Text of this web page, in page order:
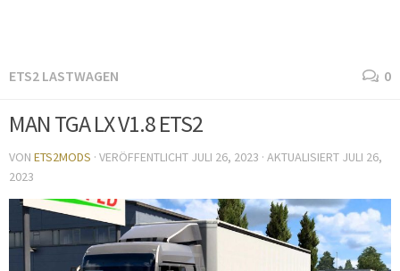
ETS2 LASTWAGEN 0
MAN TGA LX V1.8 ETS2
VON ETS2MODS · VERÖFFENTLICHT JULI 26, 2023 · AKTUALISIERT JULI 26,
2023